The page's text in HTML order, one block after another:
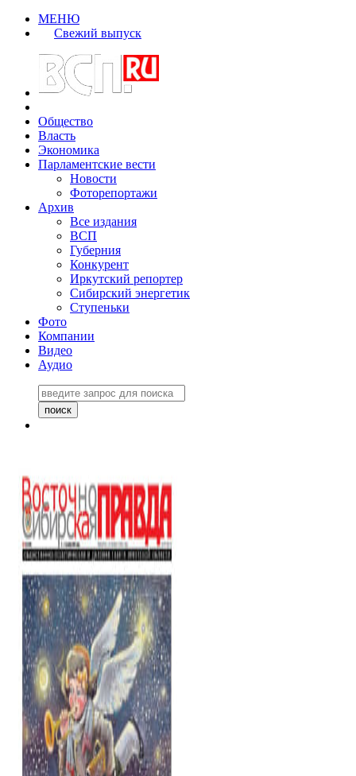
МЕНЮ
Свежий выпуск
Общество
Власть
Экономика
Парламентские вести
Новости
Фоторепортажи
Архив
Все издания
ВСП
Губерния
Конкурент
Иркутский репортер
Сибирский энергетик
Ступеньки
Фото
Компании
Видео
Аудио